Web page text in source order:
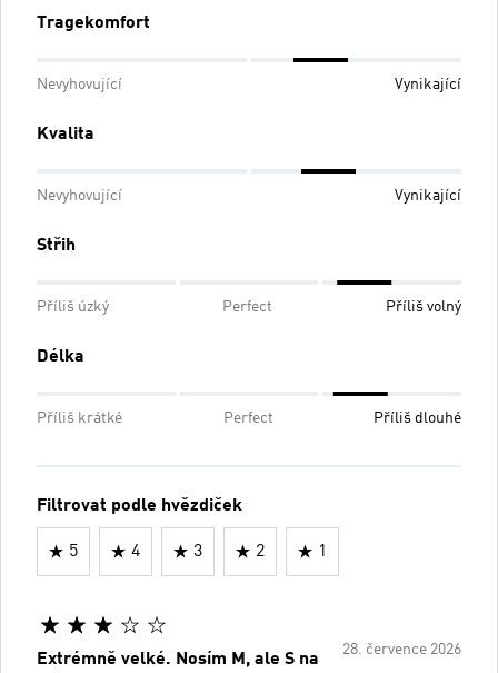
Tragekomfort
Nevyhovující Vynikající
Kvalita
Nevyhovující Vynikající
Střih
Příliš úzký Perfect Příliš volný
Délka
Příliš krátké Perfect Příliš dlouhé
Filtrovat podle hvězdiček
5 4 3 2 1
28. července 2026
Extrémně velké. Nosím M, ale S na